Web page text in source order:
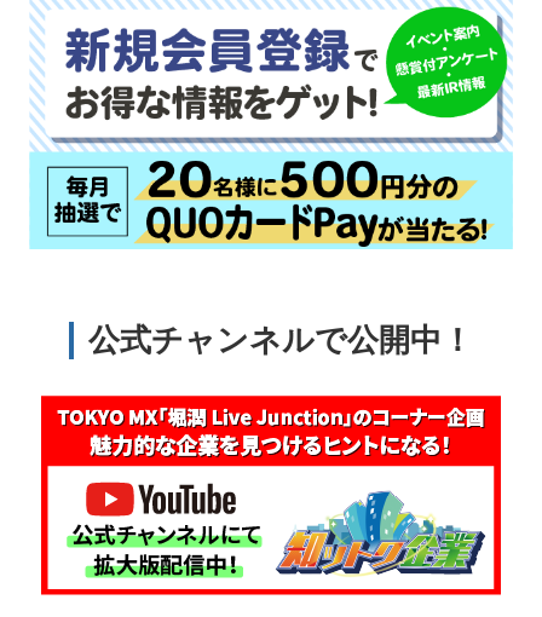
公式チャンネルで公開中！